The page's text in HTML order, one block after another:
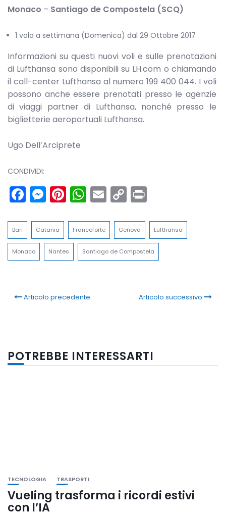
Monaco – Santiago de Compostela (SCQ)
1 volo a settimana (Domenica) dal 29 Ottobre 2017
Informazioni su questi nuovi voli e sulle prenotazioni
di Lufthansa sono disponibili su LH.com o chiamando
il call-center Lufthansa al numero 199 400 044. I voli
possono anche essere prenotati presso le agenzie
di viaggi partner di Lufthansa, nonché presso le
biglietterie aeroportuali Lufthansa.
Ugo Dell’Arciprete
CONDIVIDI:
Facebook
Messenger
Pinterest
WhatsApp
Email
Copy
Link
Bari Catania Francoforte Genova Lufthansa
Monaco Nantes Santiago de Compostela
Articolo precedente Articolo successivo
POTREBBE INTERESSARTI
TECNOLOGIA TRASPORTI
Vueling trasforma i ricordi estivi
con l’IA